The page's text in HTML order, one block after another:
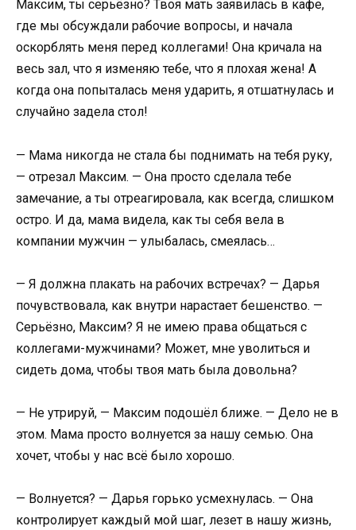
Максим, ты серьёзно? Твоя мать заявилась в кафе,
где мы обсуждали рабочие вопросы, и начала
оскорблять меня перед коллегами! Она кричала на
весь зал, что я изменяю тебе, что я плохая жена! А
когда она попыталась меня ударить, я отшатнулась и
случайно задела стол!
— Мама никогда не стала бы поднимать на тебя руку,
— отрезал Максим. — Она просто сделала тебе
замечание, а ты отреагировала, как всегда, слишком
остро. И да, мама видела, как ты себя вела в
компании мужчин — улыбалась, смеялась…
— Я должна плакать на рабочих встречах? — Дарья
почувствовала, как внутри нарастает бешенство. —
Серьёзно, Максим? Я не имею права общаться с
коллегами-мужчинами? Может, мне уволиться и
сидеть дома, чтобы твоя мать была довольна?
— Не утрируй, — Максим подошёл ближе. — Дело не в
этом. Мама просто волнуется за нашу семью. Она
хочет, чтобы у нас всё было хорошо.
— Волнуется? — Дарья горько усмехнулась. — Она
контролирует каждый мой шаг, лезет в нашу жизнь,